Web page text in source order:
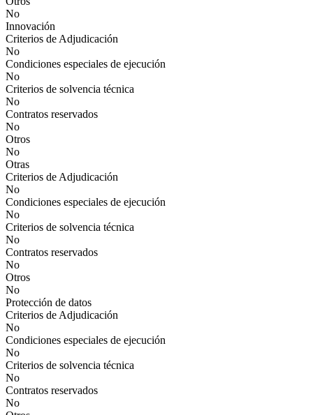
No
Innovación
Criterios de Adjudicación
No
Condiciones especiales de ejecución
No
Criterios de solvencia técnica
No
Contratos reservados
No
Otros
No
Otras
Criterios de Adjudicación
No
Condiciones especiales de ejecución
No
Criterios de solvencia técnica
No
Contratos reservados
No
Otros
No
Protección de datos
Criterios de Adjudicación
No
Condiciones especiales de ejecución
No
Criterios de solvencia técnica
No
Contratos reservados
No